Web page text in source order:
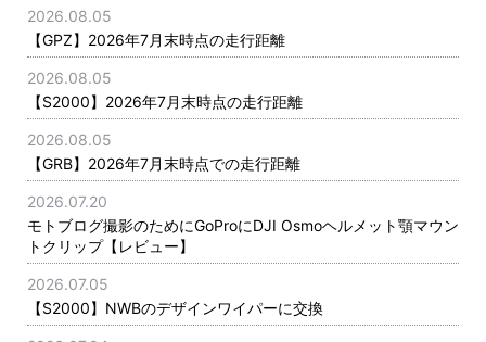
2026.08.05
【GPZ】2026年7月末時点の走行距離
2026.08.05
【S2000】2026年7月末時点の走行距離
2026.08.05
【GRB】2026年7月末時点での走行距離
2026.07.20
モトブログ撮影のためにGoProにDJI Osmoヘルメット顎マウン
トクリップ【レビュー】
2026.07.05
【S2000】NWBのデザインワイパーに交換